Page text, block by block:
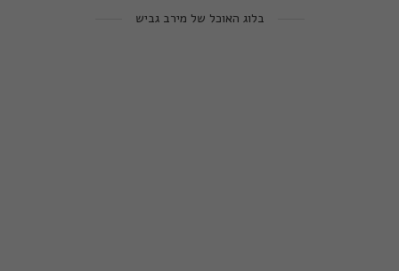
בלוג האוכל של מירב גביש